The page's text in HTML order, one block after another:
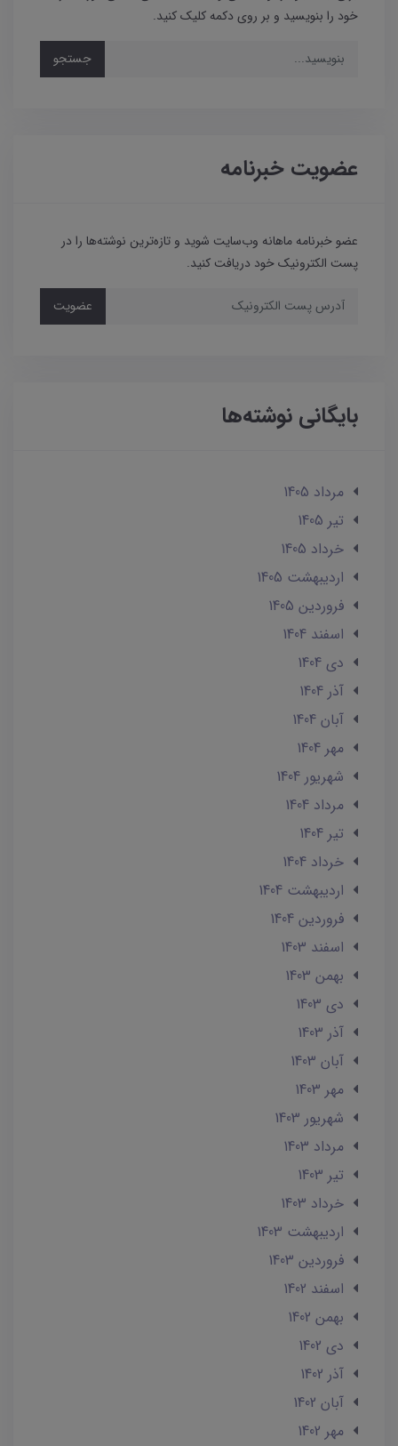
خود را بنویسید و بر روی دکمه کلیک کنید.
جستجو
عضویت خبرنامه
عضو خبرنامه ماهانه وب‌سایت شوید و تازه‌ترین نوشته‌ها را در
پست الکترونیک خود دریافت کنید.
عضویت
بایگانی نوشته‌ها
مرداد 1405
تير 1405
خرداد 1405
ارديبهشت 1405
فروردین 1405
اسفند 1404
دی 1404
آذر 1404
آبان 1404
مهر 1404
شهریور 1404
مرداد 1404
تير 1404
خرداد 1404
ارديبهشت 1404
فروردین 1404
اسفند 1403
بهمن 1403
دی 1403
آذر 1403
آبان 1403
مهر 1403
شهریور 1403
مرداد 1403
تير 1403
خرداد 1403
ارديبهشت 1403
فروردین 1403
اسفند 1402
بهمن 1402
دی 1402
آذر 1402
آبان 1402
مهر 1402